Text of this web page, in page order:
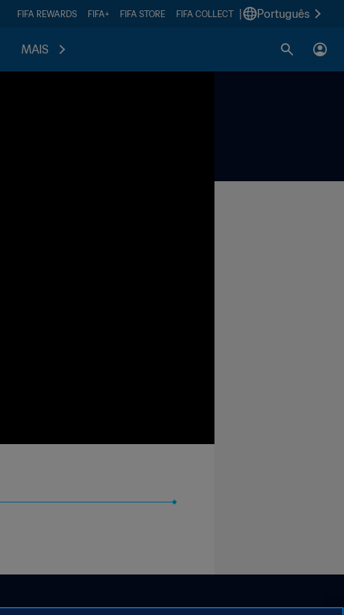
FIFA REWARDS FIFA+ FIFA STORE FIFA COLLECT Português
MAIS